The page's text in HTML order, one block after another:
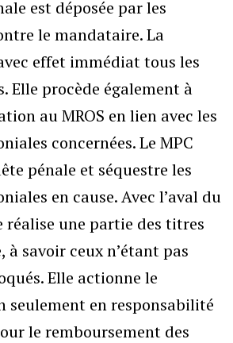
est déposée par les
le mandataire. La
effet immédiat tous les
Elle procède également à
au MROS en lien avec les
concernées. Le MPC
pénale et séquestre les
en cause. Avec l’aval du
réalise une partie des titres
à savoir ceux n’étant pas
Elle actionne le
seulement en responsabilité
le remboursement des